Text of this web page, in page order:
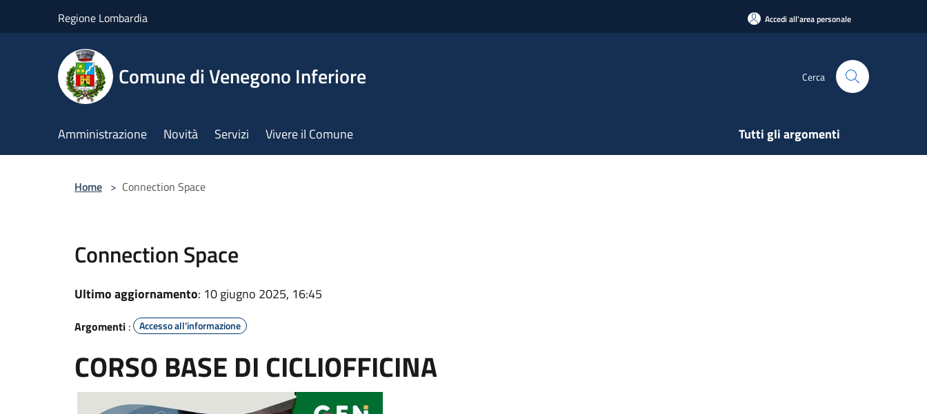
Regione Lombardia Accedi all'area personale
Comune di Venegono Inferiore Cerca
Amministrazione Novità Servizi Vivere il Comune Tutti gli argomenti
Home > Connection Space
Connection Space
Ultimo aggiornamento: 10 giugno 2025, 16:45
Argomenti : Accesso all'informazione
CORSO BASE DI CICLIOFFICINA